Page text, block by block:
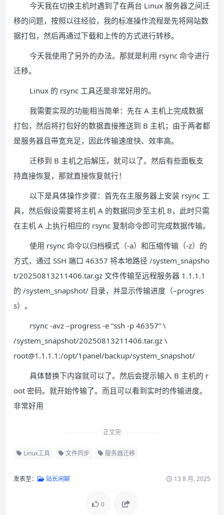
今天我在切换主机时遇到了在两台 Linux 服务器之间迁
移的问题，按照以往经验，我的标准操作流程是先将网站数
据打包，然后再通过下载和上传的方式进行转移。
今天我使用了另外的办法。那就是利用 rsync 命令进行
迁移。
Linux 的 rsync 工具还是非常好用的。
我需要实现的功能相当简单：先在 A 主机上完成数据
打包，然后将打包好的数据直接推送到 B 主机；由于两者都
是服务器且带宽充足，因此传输速度快、效率高。
迁移到 B 主机之后解压，就可以了。然后有些面板支
持直接恢复，那就直接恢复就行！
以下是具体操作步骤：首先在主服务器上安装 rsync 工
具，然后假设需要将主机 A 的数据同步至主机 B，此时只需
在主机 A 上执行相应的 rsync 复制命令即可完成数据传输。
使用 rsync 命令以归档模式（-a）和压缩传输（-z）的
方式，通过 SSH 端口 46357 将本地路径 /system_snapsho
t/20250813211406.tar.gz 文件传输至远程服务器 1.1.1.1
的 /system_snapshot/ 目录，并显示传输进度（–progres
s）。
rsync -avz –progress -e “ssh -p 46357” \
/system_snapshot/20250813211406.tar.gz \
root@1.1.1.1:/opt/1panel/backup/system_snapshot/
具体替换下内容就可以了。然后会提示输入 B 主机的 r
oot 密码。就开始传输了。而且可以看到实时的传输进度。
非常好用
正文完
Linux工具 文件同步 服务器迁移
发表至： 站长闲聊 13 8 月, 2025
0